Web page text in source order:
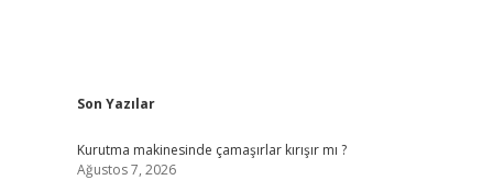
Sidebar
Son Yazılar
Kurutma makinesinde çamaşırlar kırışır mı ?
Ağustos 7, 2026